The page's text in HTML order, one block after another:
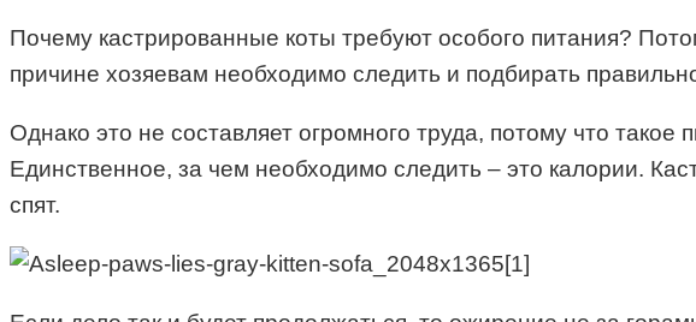
Почему кастрированные коты требуют особого питания?
причине хозяевам необходимо следить и подбирать
Однако это не составляет огромного труда, потому что
Единственное, за чем необходимо следить – это калории.
спят.